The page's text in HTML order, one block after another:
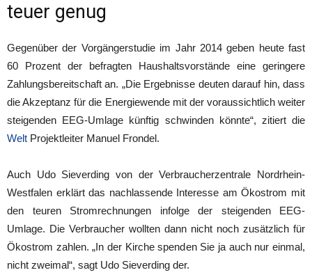
teuer genug
Gegenüber der Vorgängerstudie im Jahr 2014 geben heute fast
60 Prozent der befragten Haushaltsvorstände eine geringere
Zahlungsbereitschaft an. „Die Ergebnisse deuten darauf hin, dass
die Akzeptanz für die Energiewende mit der voraussichtlich weiter
steigenden EEG-Umlage künftig schwinden könnte“, zitiert die
Welt Projektleiter Manuel Frondel.
Auch Udo Sieverding von der Verbraucherzentrale Nordrhein-
Westfalen erklärt das nachlassende Interesse am Ökostrom mit
den teuren Stromrechnungen infolge der steigenden EEG-
Umlage. Die Verbraucher wollten dann nicht noch zusätzlich für
Ökostrom zahlen. „In der Kirche spenden Sie ja auch nur einmal,
nicht zweimal“, sagt Udo Sieverding der.